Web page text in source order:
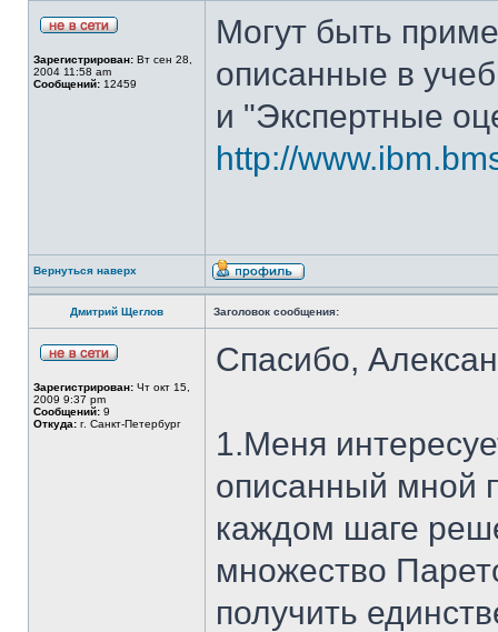
Зарегистрирован: Вт сен 28,
2004 11:58 am
Сообщений: 12459
Могут быть
описанные в
и "Экспертные
http://
Вернуться наверх
Дмитрий Щеглов Заголовок сообщения:
Зарегистрирован: Чт окт 15,
2009 9:37 pm
Сообщений: 9
Откуда: г. Санкт-Петербург
Спасибо,
1.Меня
описанный мной
каждом шаге
множество
получить